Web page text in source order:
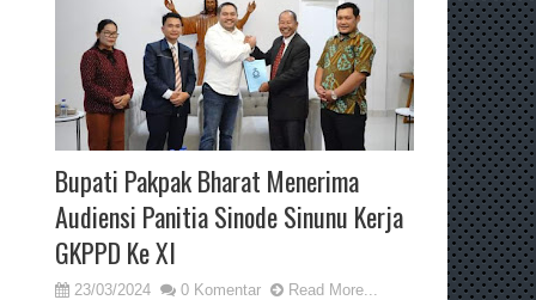
Bupati Pakpak Bharat Menerima
Audiensi Panitia Sinode Sinunu Kerja
GKPPD Ke XI
23/03/2024 0 Komentar Read More...